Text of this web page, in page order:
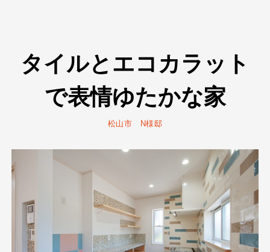
タイルとエコカラット
で表情ゆたかな家
松山市 N様邸